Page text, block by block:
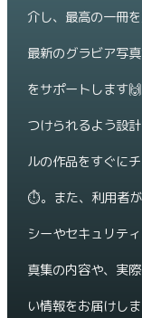
介し、最高の一冊
最新のグラビア写
をサポートします
つけられるよう設
ルの作品をすぐに
⏱️。また、利用者
シーやセキュリテ
真集の内容や、実
い情報をお届けし